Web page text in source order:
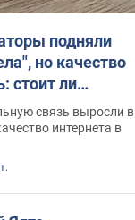
подняли
но качество
стоит ли
связь выросли в
интернета в